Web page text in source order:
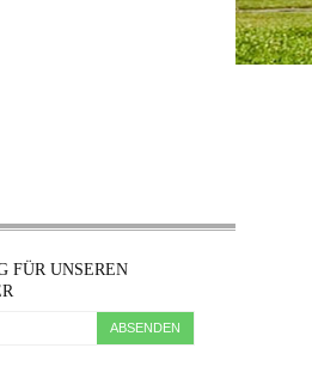
FÜR UNSEREN
ABSENDEN